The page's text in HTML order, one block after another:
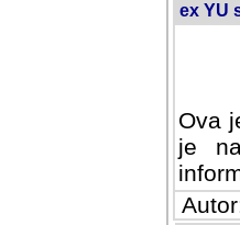
ex YU
Ova
je